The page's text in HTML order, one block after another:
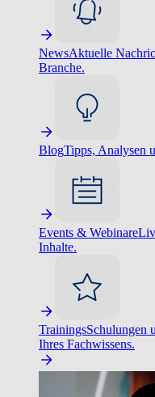
NewsAktuelle
Branche.
BlogTipps, Analysen
Events & Webinare
Inhalte.
TrainingsSchulungen
Ihres Fachwissens.